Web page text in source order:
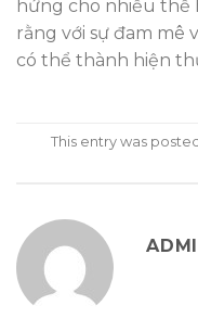
hứng cho nhiều thế
rằng với sự đam mê
có thể thành hiện
This entry was